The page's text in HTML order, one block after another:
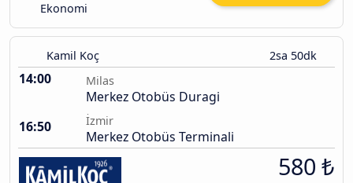
Ekonomi
Kamil Koç 2sa 50dk
14:00 Milas
Merkez Otobüs Duragi
16:50
İzmir
Merkez Otobüs Terminali
580 ₺